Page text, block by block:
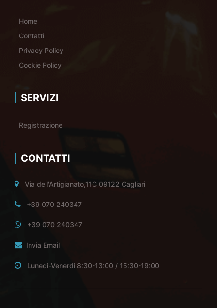
Home
Contatti
Privacy Policy
Cookie Policy
SERVIZI
Registrazione
CONTATTI
Via dell'Artigianato,11C 09122 Cagliari
+39 070 240347
+39 070 240347
Invia Email
Lunedì-Venerdì 8:30-13:00 / 15:30-19:00